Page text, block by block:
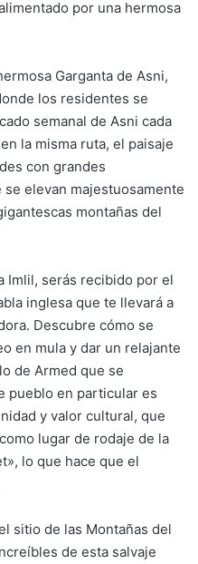
por una hermosa
Garganta de Asni,
los residentes se
semanal de Asni cada
la misma ruta, el paisaje
con grandes
elevan majestuosamente
montañas del
Imlil, serás recibido por el
inglesa que te llevará a
Descubre cómo se
en mula y dar un relajante
de Armed que se
pueblo en particular es
y valor cultural, que
lugar de rodaje de la
lo que hace que el
sitio de las Montañas del
de esta salvaje